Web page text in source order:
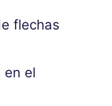
flechas
en el